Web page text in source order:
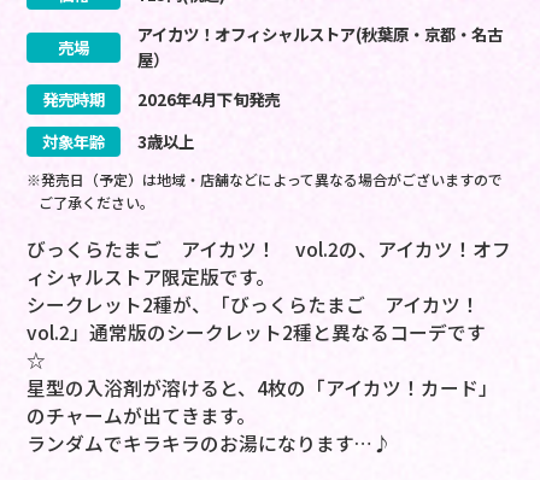
売場
アイカツ！オフィシャルストア(秋葉原・京都・名古
屋）
発売時期
2026年4月下旬発売
対象年齢
3歳以上
※発売日（予定）は地域・店舗などによって異なる場合がございますので
ご了承ください。
びっくらたまご アイカツ！ vol.2の、アイカツ！オフ
ィシャルストア限定版です。
シークレット2種が、「びっくらたまご アイカツ！
vol.2」通常版のシークレット2種と異なるコーデです
☆
星型の入浴剤が溶けると、4枚の「アイカツ！カード」
のチャームが出てきます。
ランダムでキラキラのお湯になります…♪